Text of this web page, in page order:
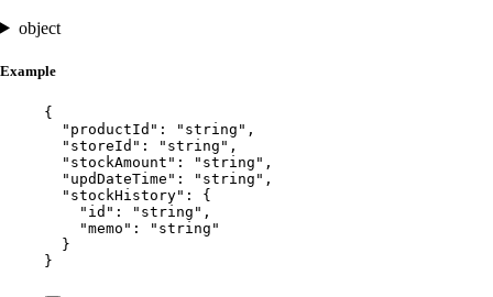
object
Example
{
"productId" : " string " ,
"storeId" : " string " ,
"stockAmount" : " string " ,
"updDateTime" : " string " ,
"stockHistory" : {
"id" : " string " ,
"memo" : " string "
}
}